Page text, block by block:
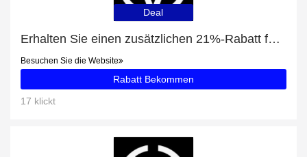
Deal
Erhalten Sie einen zusätzlichen 21%-Rabatt für Major Force Crewneck Sweatshirt Black
Besuchen Sie die Website
Rabatt Bekommen
17 klickt